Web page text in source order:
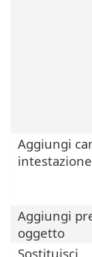
Aggiungi
intestazione
Aggiungi
oggetto
Sostituisci